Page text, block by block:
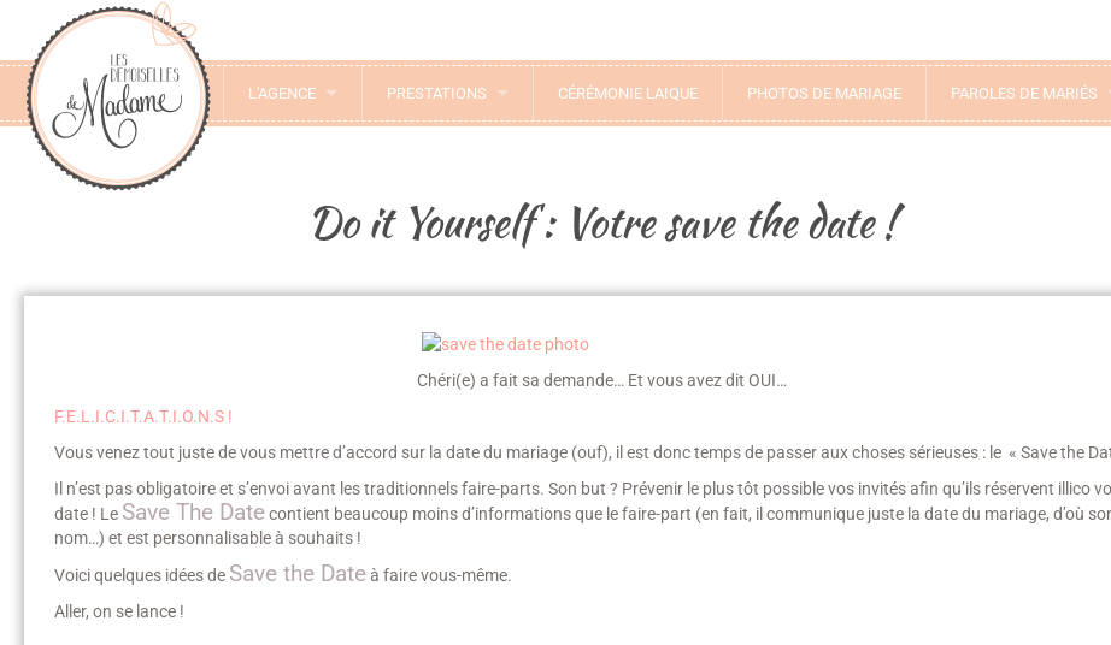
L'AGENCE PRESTATIONS CÉRÉMONIE LAIQUE PHOTOS DE MARIAGE PAROLES DE MARIÉS
Do it Yourself : Votre save the date !
Chéri(e) a fait sa demande… Et vous avez dit OUI…
F.E.L.I.C.I.T.A.T.I.O.N.S !
Vous venez tout juste de vous mettre d’accord sur la date du mariage (ouf), il est donc temps de passer aux choses sérieuses : le « Save the
Il n’est pas obligatoire et s’envoi avant les traditionnels faire-parts. Son but ? Prévenir le plus tôt possible vos invités afin qu’ils réservent illico
date ! Le Save The Datecontient beaucoup moins d’informations que le faire-part (en fait, il communique juste la date du mariage, d’où
nom…) et est personnalisable à souhaits !
Voici quelques idées de Save the Dateà faire vous-même.
Aller, on se lance !